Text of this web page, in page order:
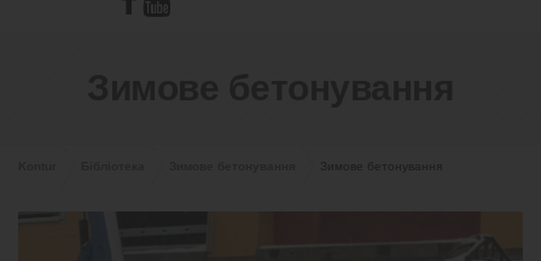
Зимове бетонування